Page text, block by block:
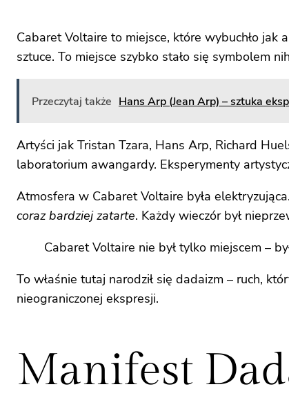
Cabaret Voltaire to miejsce, które wybuchło
sztuce. To miejsce szybko stało się symbolem
Przeczytaj także Hans Arp (Jean Arp) – sztuka
Artyści jak Tristan Tzara, Hans Arp, Richard
laboratorium awangardy. Eksperymenty
Atmosfera w Cabaret Voltaire była elektryzująca.
coraz bardziej zatarte. Każdy wieczór był
Cabaret Voltaire nie był tylko miejscem –
To właśnie tutaj narodził się dadaizm – ruch,
nieograniczonej ekspresji.
Manifest